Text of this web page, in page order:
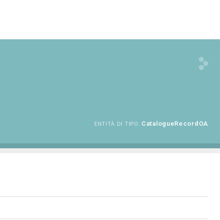
ENTITÀ DI TIPO: CatalogueRecordOA